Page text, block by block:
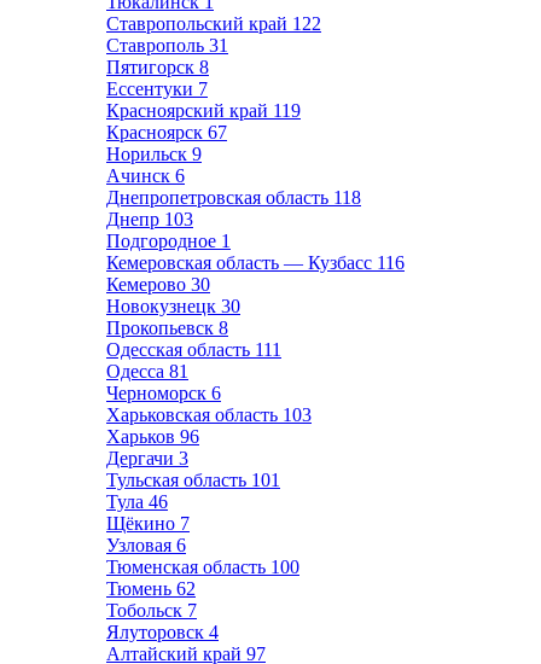
Ставропольский край 122
Ставрополь 31
Пятигорск 8
Ессентуки 7
Красноярский край 119
Красноярск 67
Норильск 9
Ачинск 6
Днепропетровская область 118
Днепр 103
Подгородное 1
Кемеровская область — Кузбасс 116
Кемерово 30
Новокузнецк 30
Прокопьевск 8
Одесская область 111
Одесса 81
Черноморск 6
Харьковская область 103
Харьков 96
Дергачи 3
Тульская область 101
Тула 46
Щёкино 7
Узловая 6
Тюменская область 100
Тюмень 62
Тобольск 7
Ялуторовск 4
Алтайский край 97